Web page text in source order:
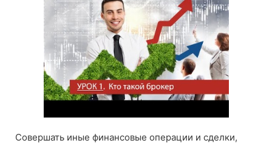
Совершать иные финансовые операции и сделки,